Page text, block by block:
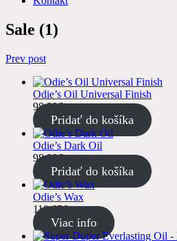
Sale (1)
Navigácia
článku
Prev post
Odie’s Oil Universal Finish
98.90€
Pridať do košíka
Odie’s Dark Oil
98.90€
Pridať do košíka
Odie’s Wax
110.65€
Viac info